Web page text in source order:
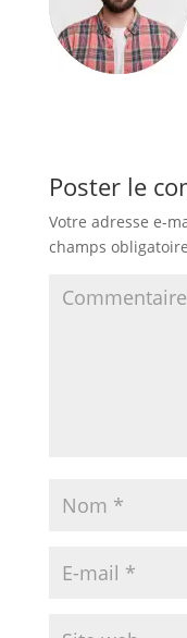
Poster le
Votre adresse e-
champs